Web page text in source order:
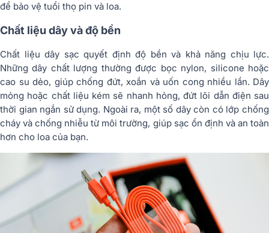
để bảo vệ tuổi thọ pin và loa.
Chất liệu dây và độ bền
Chất liệu dây sạc quyết định độ bền và khả năng chịu lực.
Những dây chất lượng thường được bọc nylon, silicone hoặc
cao su dẻo, giúp chống đứt, xoắn và uốn cong nhiều lần. Dây
mỏng hoặc chất liệu kém sẽ nhanh hỏng, đứt lõi dẫn điện sau
thời gian ngắn sử dụng. Ngoài ra, một số dây còn có lớp chống
cháy và chống nhiễu từ môi trường, giúp sạc ổn định và an toàn
hơn cho loa của bạn.